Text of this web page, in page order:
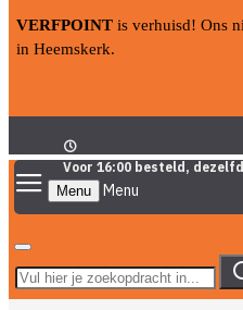
VERFPOINT is verhuisd! Ons
in Heemskerk.
Voor 16:00 besteld,
Menu